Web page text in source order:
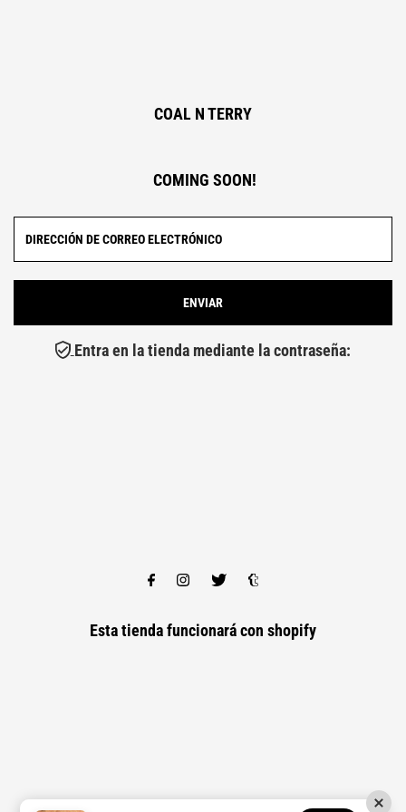
COAL N TERRY
COMING SOON!
Entra en la tienda mediante la contraseña:
Esta tienda funcionará con shopify